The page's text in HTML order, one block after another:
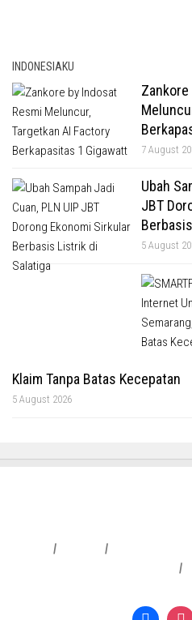
INDONESIAKU
7 August
Ubah
JBT
5 August
Klaim Tanpa Batas Kecepatan
5 August 2026
| |
|